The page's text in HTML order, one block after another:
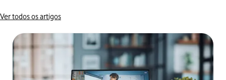
Artigos
Ver todos os artigos